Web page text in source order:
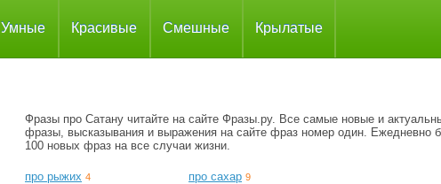
Умные Красивые Смешные Крылатые
Фразы про Сатану читайте на сайте Фразы.ру. Все самые новые и
фразы, высказывания и выражения на сайте фраз номер один. Ежедневно
100 новых фраз на все случаи жизни.
про рыжих 4 про сахар 9